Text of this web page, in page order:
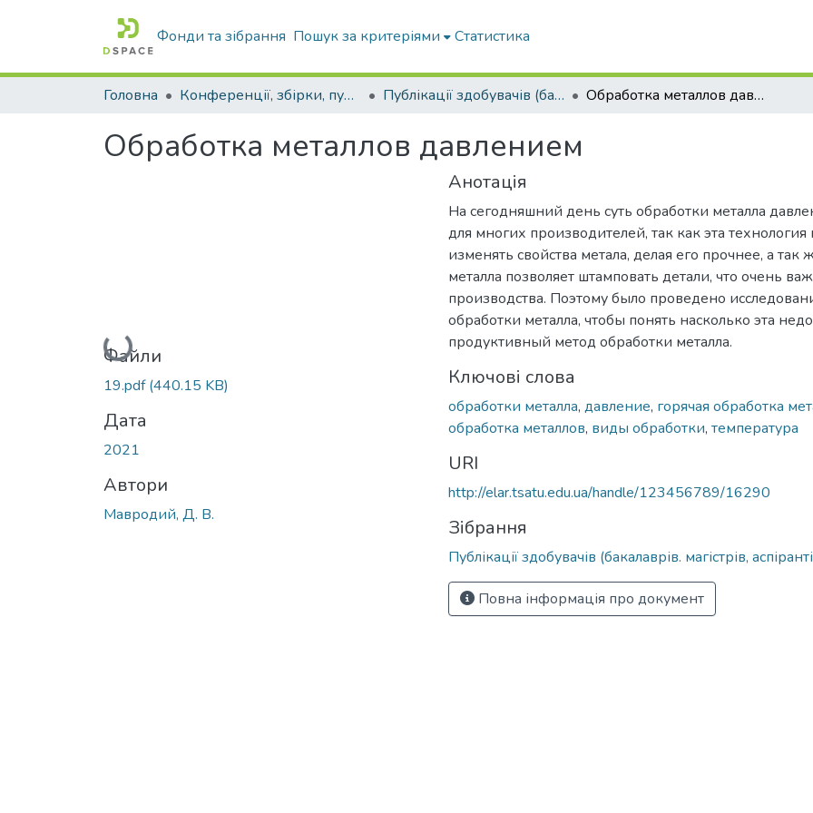
Фонди та зібрання Пошук за критеріями Статистика
Головна Конференції, збірки, публікації молодих вчених і здобувачів : магістрів, бакалаврів, аспірантів. Публікації здобувачів (бакалаврів. магістрів, аспірантів) Обработка металлов давлением
Обработка металлов давлением
Вантажиться...
Файли
19.pdf(440.15 KB)
Дата
2021
Автори
Мавродий, Д. В.
Анотація
На сегодняшний день суть обработки металла
для многих производителей, так как эта технология
изменять свойства метала, делая его прочнее, а так
металла позволяет штамповать детали, что очень
производства. Поэтому было проведено
обработки металла, чтобы понять насколько эта
продуктивный метод обработки металла.
Ключові слова
обработки металла, давление, горячая обработка
обработка металлов, виды обработки, температура
URI
http://elar.tsatu.edu.ua/handle/123456789/16290
Зібрання
Публікації здобувачів (бакалаврів. магістрів,
Повна інформація про документ